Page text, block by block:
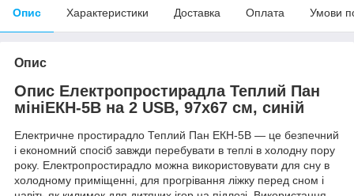
Опис Характеристики Доставка Оплата Умови
Опис
Опис Електропростирадла Теплий Пан
мініЕКН-5В на 2 USB, 97х67 см, синій
Електричне простирадло Теплий Пан ЕКН-5В — це безпечний
і економний спосіб завжди перебувати в теплі в холодну пору
року. Електропростирадло можна використовувати для сну в
холодному приміщенні, для прогрівання ліжку перед сном і